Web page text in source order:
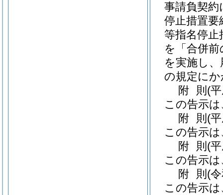
事請負契約
停止措置要
等指名停止
を「合併
を実施し
の規定に
附 則 (
この告示
附 則 (
この告示
附 則 (
この告示
附 則 (
この告示